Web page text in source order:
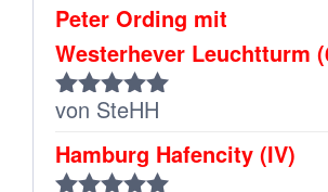
Peter Ording mit
Westerhever Leuchtturm
Bewertet
von SteHH
Hamburg Hafencity (IV)